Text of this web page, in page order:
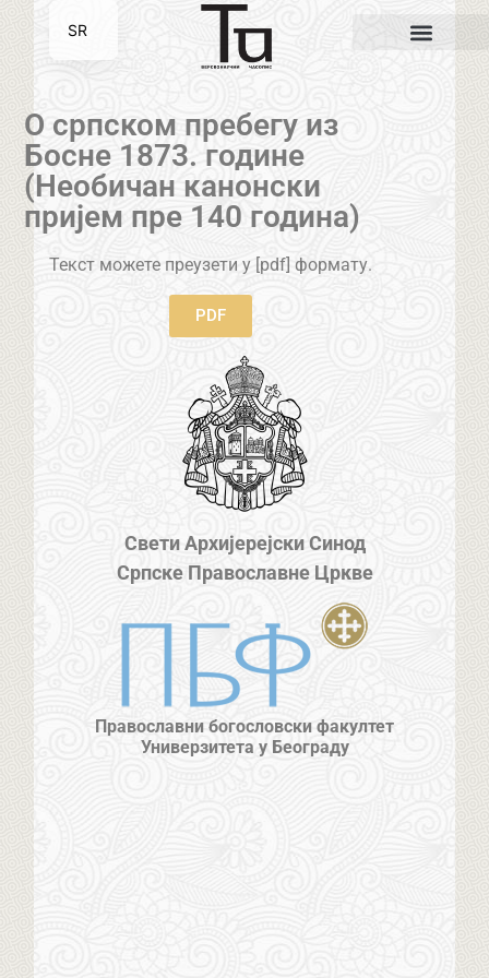
О српском пребегу из
Босне 1873. године
(Необичан канонски
пријем пре 140 година)
Текст можете преузети у [pdf] формату.
PDF
Свети Архијерејски Синод
Српске Православне Цркве
Православни богословски факултет
Универзитета у Београду
SR
EN